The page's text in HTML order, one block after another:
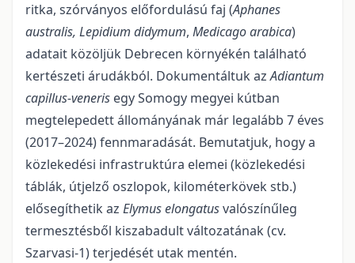
ritka, szórványos előfordulású faj (Aphanes
australis, Lepidium didymum, Medicago arabica)
adatait közöljük Debrecen környékén talál­ható
kertészeti árudákból. Dokumentáltuk azAdiantum
capil­lus-veneris egy So­mogy megyei kútban
megtelepedett állományának már legalább 7 éves
(2017–2024) fennmaradását. Bemutatjuk, hogy a
közlekedési infrastruktúra elemei (közlekedési
táblák, útjelző oszlo­pok, kilométer­kövek stb.)
elősegíthetik az Elymus elongatusvalószínűleg
termesztésből kiszaba­dult válto­zatának (cv.
Szarvasi-1) terjedését utak mentén.